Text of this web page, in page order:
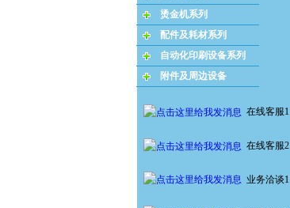
烫金机系列
配件及耗材系列
自动化印刷设备系列
附件及周边设备
在线客服1
在线客服2
业务洽谈1